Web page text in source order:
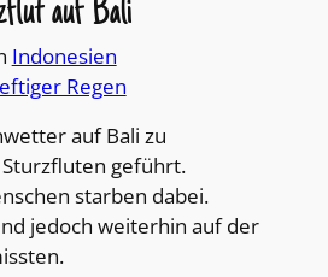
auf Bali
Indonesien
Regen
auf Bali zu
geführt.
starben dabei.
jedoch weiterhin auf der